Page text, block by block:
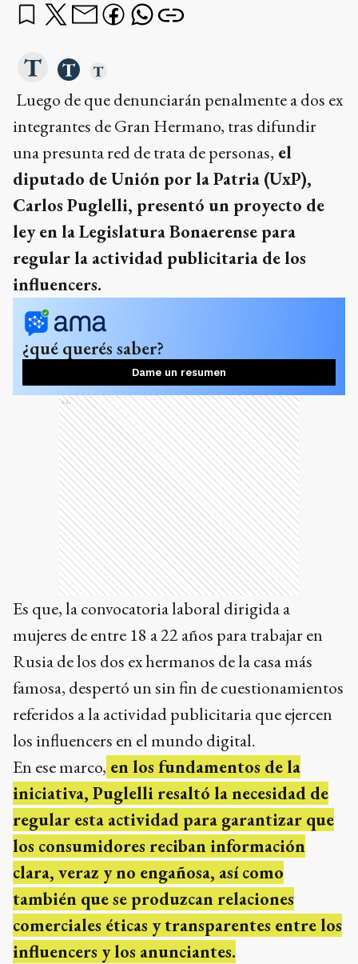
Luego de que denunciarán penalmente a dos ex
integrantes de Gran Hermano, tras difundir
una presunta red de trata de personas, el
diputado de Unión por la Patria (UxP),
Carlos Puglelli, presentó un proyecto de
ley en la Legislatura Bonaerense para
regular la actividad publicitaria de los
influencers.
¿qué querés saber?
Dame un resumen
Ads
Es que, la convocatoria laboral dirigida a
mujeres de entre 18 a 22 años para trabajar en
Rusia de los dos ex hermanos de la casa más
famosa, despertó un sin fin de cuestionamientos
referidos a la actividad publicitaria que ejercen
los influencers en el mundo digital.
En ese marco, en los fundamentos de la
iniciativa, Puglelli resaltó la necesidad de
regular esta actividad para garantizar que
los consumidores reciban información
clara, veraz y no engañosa, así como
también que se produzcan relaciones
comerciales éticas y transparentes entre los
influencers y los anunciantes.